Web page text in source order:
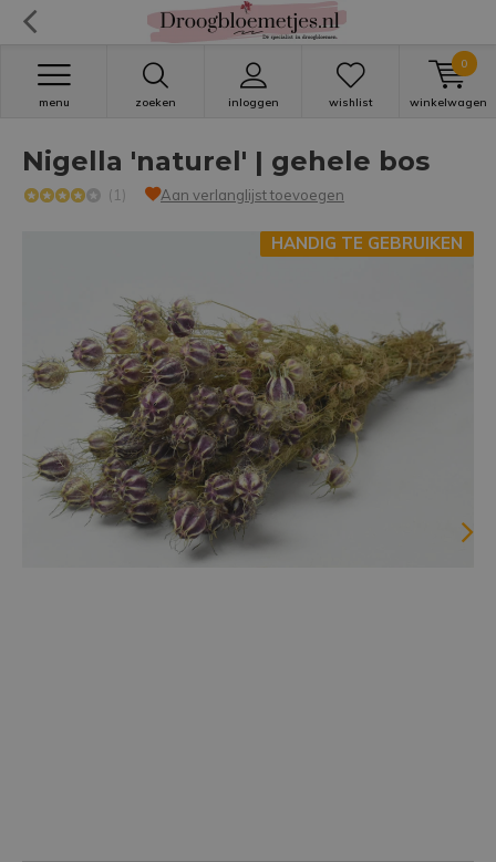
zoeken inloggen
menu wishlist winkelwagen
0
Nigella 'naturel' | gehele bos
(1) Aan verlanglijst toevoegen
HANDIG TE GEBRUIKEN